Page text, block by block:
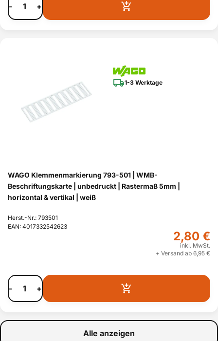
- +
1-3 Werktage
WAGO Klemmenmarkierung 793-501 | WMB-
Beschriftungskarte | unbedruckt | Rastermaß 5mm |
horizontal & vertikal | weiß
Herst.-Nr.: 793501
EAN: 4017332542623
2,80 €
inkl. MwSt.
+ Versand ab 6,95 €
- +
Alle anzeigen